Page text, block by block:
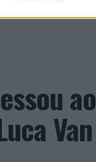
ao
Van